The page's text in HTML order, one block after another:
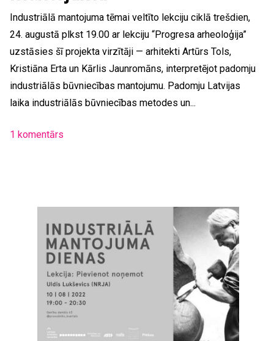
Industriālā mantojuma tēmai veltīto lekciju ciklā trešdien,
24. augustā plkst 19.00 ar lekciju “Progresa arheoloģija”
uzstāsies šī projekta virzītāji — arhitekti Artūrs Tols,
Kristiāna Erta un Kārlis Jaunromāns, interpretējot padomju
industriālās būvniecības mantojumu. Padomju Latvijas
laika industriālās būvniecības metodes un...
1 komentārs